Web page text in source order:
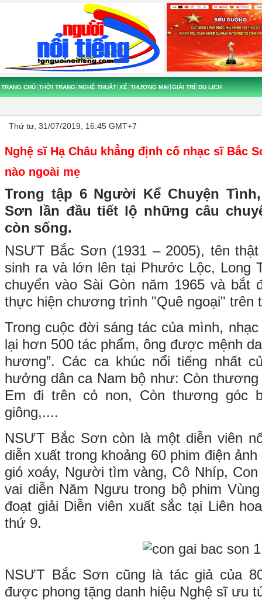
TRANG CHỦ THỜI TRANG NGHỆ THUẬT XẾ THƯƠNG MẠI GIẢI TRÍ DU LỊCH
Thứ tư, 31/07/2019, 16:45 GMT+7
Nghệ sĩ Hạ Châu khẳng định cố nhạc sĩ Bắc
nào ngoài mẹ
Trong tập 6 Người Kể Chuyện
Sơn lần đầu tiết lộ những câu
còn sống.
NSƯT Bắc Sơn (1931 – 2005), tên
sinh ra và lớn lên tại Phước Lộc, Long
chuyển vào Sài Gòn năm 1965 và bắt
thực hiện chương trình "Quê ngoại" trên
Trong cuộc đời sáng tác của mình,
lại hơn 500 tác phẩm, ông được mệnh
hương”. Các ca khúc nổi tiếng nhất
hưởng dân ca Nam bộ như: Còn
Em đi trên cỏ non, Còn thương góc
giông,....
NSƯT Bắc Sơn còn là một diễn viên
diễn xuất trong khoảng 60 phim điện
gió xoáy, Người tìm vàng, Cô Nhíp,
vai diễn Năm Ngưu trong bộ phim
đoạt giải Diễn viên xuất sắc tại Liên
thứ 9.
NSƯT Bắc Sơn cũng là tác giả của
được phong tặng danh hiệu Nghệ sĩ ưu